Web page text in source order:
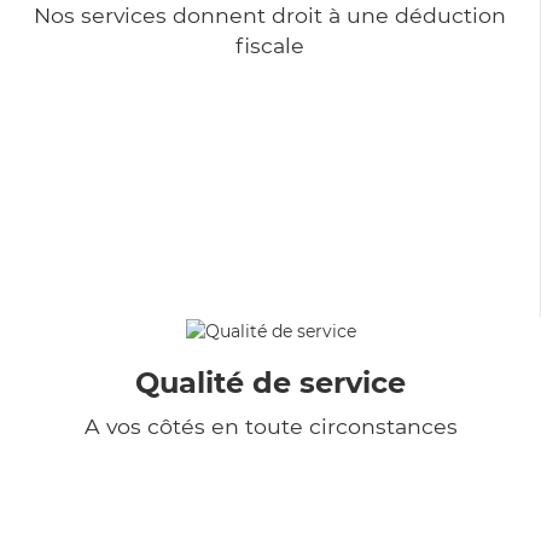
Nos services donnent droit à une déduction
fiscale
Qualité de service
A vos côtés en toute circonstances